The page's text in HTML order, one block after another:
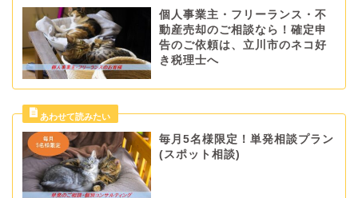
個人事業主・フリーランス・不
動産売却のご相談なら！確定申
告のご依頼は、立川市のネコ好
き税理士へ
毎月5名様限定！単発相談プラン
(スポット相談)